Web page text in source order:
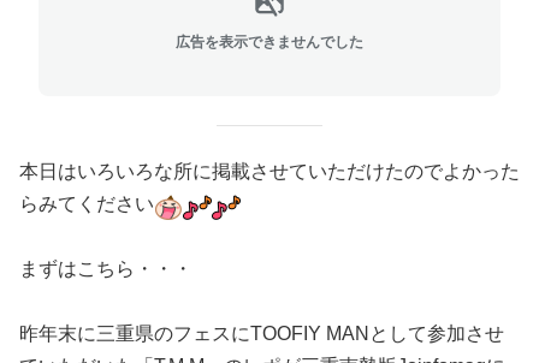
広告を表示できませんでした
本日はいろいろな所に掲載させていただけたのでよかった
らみてください
まずはこちら・・・
昨年末に三重県のフェスにTOOFIY MANとして参加させ